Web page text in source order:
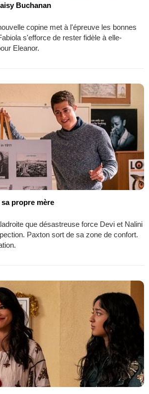
Buchanan
copine met à l'épreuve les bonnes
s'efforce de rester fidèle à elle-
Eleanor.
propre mère
que désastreuse force Devi et Nalini
Paxton sort de sa zone de confort.